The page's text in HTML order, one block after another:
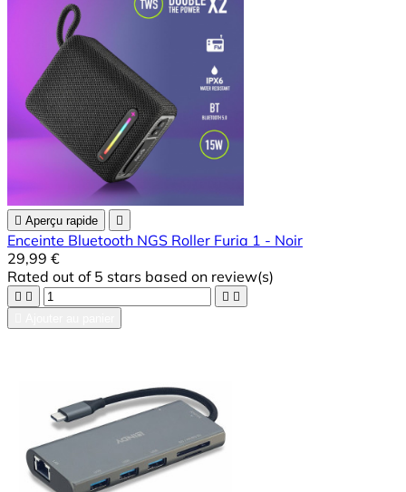
 Aperçu rapide 
Enceinte Bluetooth NGS Roller Furia 1 - Noir
29,99 €
Rated out of 5 stars based on review(s)
   